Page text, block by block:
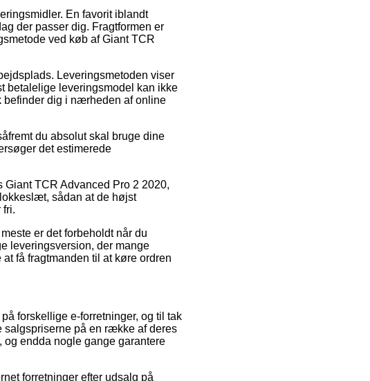
En favorit iblandt
der passer dig. Fragtformen er
ved køb af Giant TCR
Leveringsmetoden viser
betalelige leveringsmodel kan ikke
befinder dig i nærheden af online
du absolut skal bruge dine
det estimerede
TCR Advanced Pro 2 2020,
sådan at de højst
fri.
er det forbeholdt når du
leveringsversion, der mange
få fragtmanden til at køre ordren
forskellige e-forretninger, og til tak
på en række af deres
endda nogle gange garantere
forretninger efter udsalg på